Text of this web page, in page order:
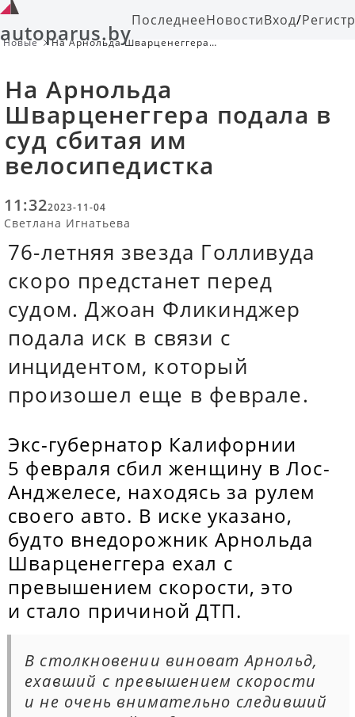
autoparus.byПоследнееНовостиВход/
Новые
На Арнольда Шварценеггера
На Арнольда
Шварценеггера подала в
суд сбитая им
велосипедистка
11:322023-11-04
Светлана Игнатьева
76-летняя звезда Голливуда
скоро предстанет перед
судом. Джоан Фликинджер
подала иск в связи с
инцидентом, который
произошел еще в феврале.
Экс-губернатор Калифорнии
5 февраля сбил женщину в Лос-
Анджелесе, находясь за рулем
своего авто. В иске указано,
будто внедорожник Арнольда
Шварценеггера ехал с
превышением скорости, это
и стало причиной ДТП.
В столкновении виноват Арнольд,
ехавший с превышением скорости
и не очень внимательно следивший